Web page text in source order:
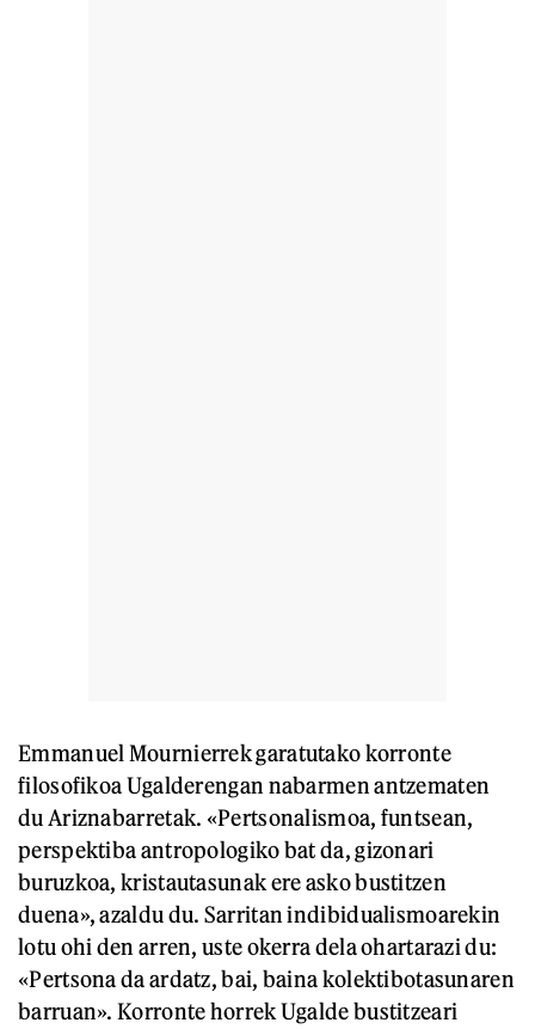
Emmanuel Mournierrek garatutako korronte
filosofikoa Ugalderengan nabarmen antzematen
du Ariznabarretak. «Pertsonalismoa, funtsean,
perspektiba antropologiko bat da, gizonari
buruzkoa, kristautasunak ere asko bustitzen
duena», azaldu du. Sarritan indibidualismoarekin
lotu ohi den arren, uste okerra dela ohartarazi du:
«Pertsona da ardatz, bai, baina kolektibotasunaren
barruan». Korronte horrek Ugalde bustitzeari